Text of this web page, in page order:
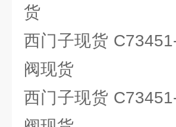
货
西门子现货
阀现货
西门子现货